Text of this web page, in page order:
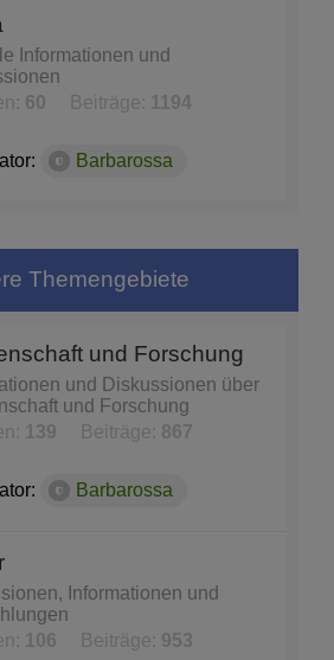
Informationen und
60 Beiträge: 1194
Barbarossa
Themengebiete
und Forschung
und Diskussionen über
und Forschung
139 Beiträge: 867
Barbarossa
Informationen und
106 Beiträge: 953